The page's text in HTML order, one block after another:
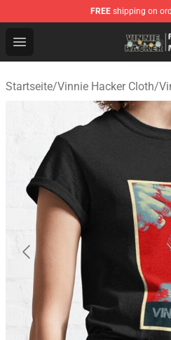
FREE shipping on
Open menu
Vinnie Hacker Store -
Startseite/Vinnie Hacker Cloth/